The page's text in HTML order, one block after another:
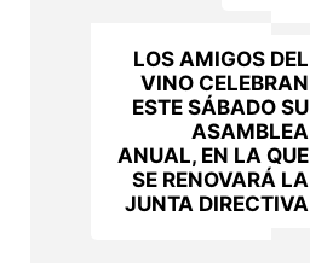
LOS AMIGOS DEL
VINO CELEBRAN
ESTE SÁBADO SU
ASAMBLEA
ANUAL, EN LA QUE
SE RENOVARÁ LA
JUNTA DIRECTIVA